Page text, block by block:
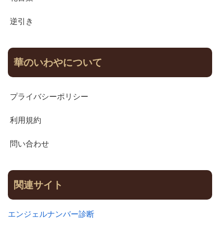
逆引き
華のいわやについて
プライバシーポリシー
利用規約
問い合わせ
関連サイト
エンジェルナンバー診断